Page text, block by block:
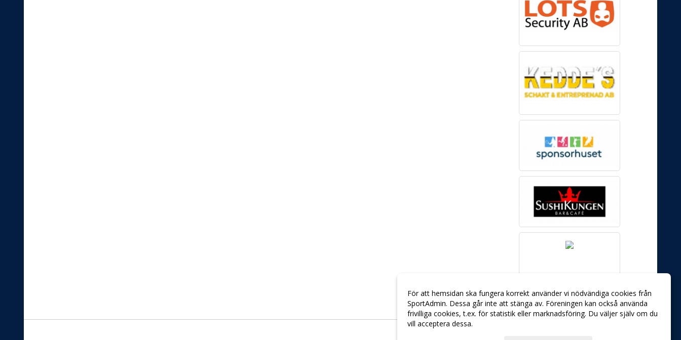
För att hemsidan ska fungera korrekt använder vi nödvändiga cookies från
SportAdmin. Dessa går inte att stänga av. Föreningen kan också använda
frivilliga cookies, t.ex. för statistik eller marknadsföring. Du väljer själv om du
vill acceptera dessa.